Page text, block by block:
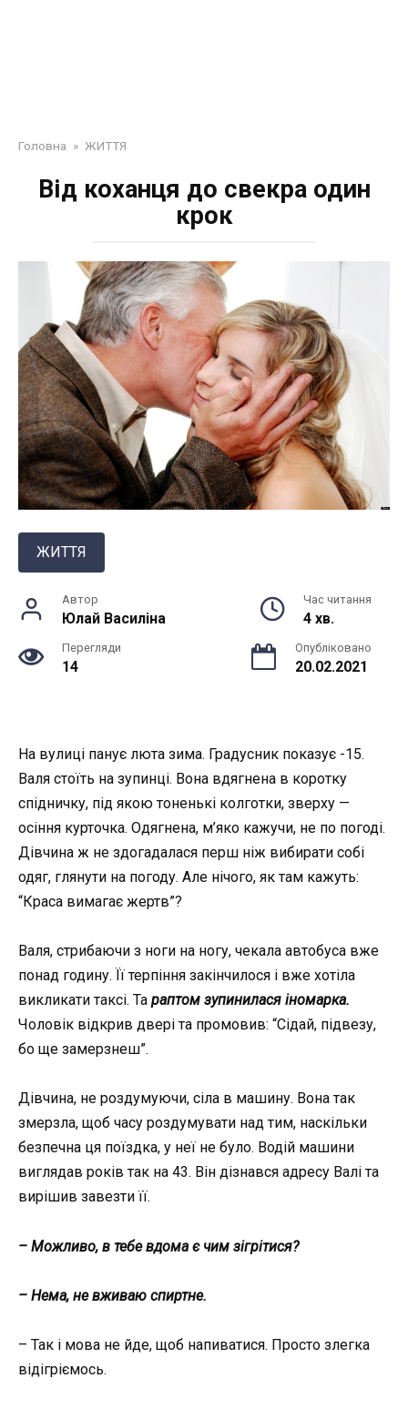
Головна » ЖИТТЯ
Від коханця до свекра один
крок
ЖИТТЯ
Автор
Юлай Василiна
Час читання
4 хв.
Перегляди
14
Опубліковано
20.02.2021
На вулиці панує люта зима. Градусник показує -15.
Валя стоїть на зупинці. Вона вдягнена в коротку
спідничку, під якою тоненькі колготки, зверху —
осіння курточка. Одягнена, м’яко кажучи, не по погоді.
Дівчина ж не здогадалася перш ніж вибирати собі
одяг, глянути на погоду. Але нічого, як там кажуть:
“Краса вимагає жертв”?
Валя, стрибаючи з ноги на ногу, чекала автобуса вже
понад годину. Її терпіння закінчилося і вже хотіла
викликати таксі. Та раптом зупинилася іномарка.
Чоловік відкрив двері та промовив: “Сідай, підвезу,
бо ще замерзнеш”.
Дівчина, не роздумуючи, сіла в машину. Вона так
змерзла, щоб часу роздумувати над тим, наскільки
безпечна ця поїздка, у неї не було. Водій машини
виглядав років так на 43. Він дізнався адресу Валі та
вирішив завезти її.
– Можливо, в тебе вдома є чим зігрітися?
– Нема, не вживаю спиртне.
– Так і мова не йде, щоб напиватися. Просто злегка
відігріємось.